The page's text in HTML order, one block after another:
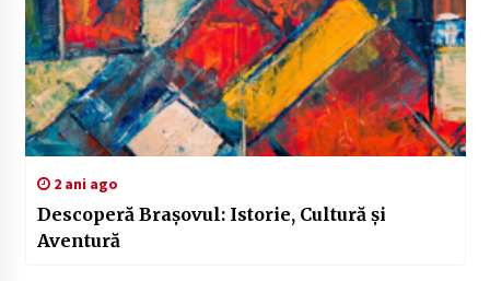
2 ani ago
Descoperă Brașovul: Istorie, Cultură și
Aventură